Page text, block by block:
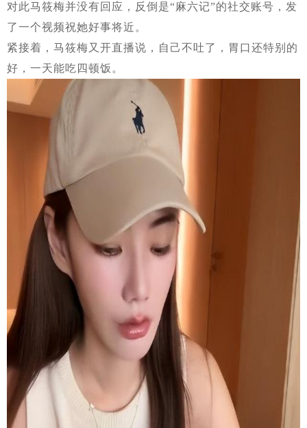
对此马筱梅并没有回应，反倒是“麻六记”的社交账号，发
了一个视频祝她好事将近。
紧接着，马筱梅又开直播说，自己不吐了，胃口还特别的
好，一天能吃四顿饭。